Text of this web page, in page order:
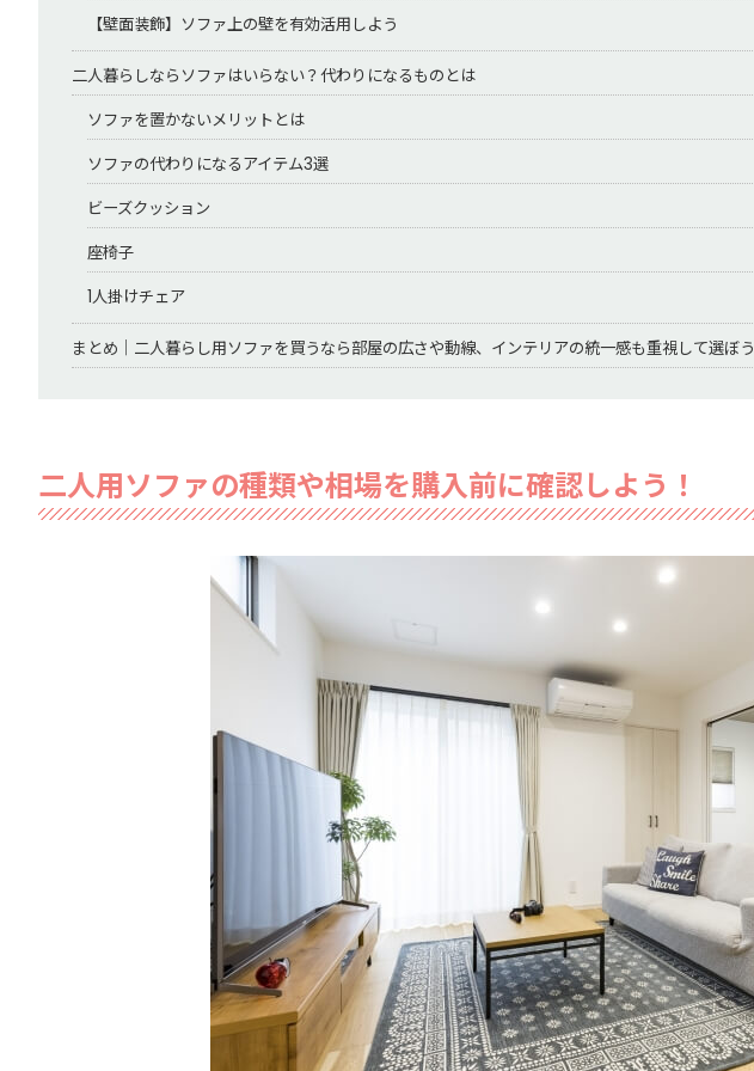
【壁面装飾】ソファ上の壁を有効活用しよう
二人暮らしならソファはいらない？代わりになるものとは
ソファを置かないメリットとは
ソファの代わりになるアイテム3選
ビーズクッション
座椅子
1人掛けチェア
まとめ｜二人暮らし用ソファを買うなら部屋の広さや動線、インテリアの統一感も重視して選ぼう
二人用ソファの種類や相場を購入前に確認しよう！